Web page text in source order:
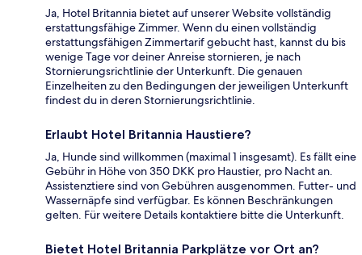
Ja, Hotel Britannia bietet auf unserer Website vollständig
erstattungsfähige Zimmer. Wenn du einen vollständig
erstattungsfähigen Zimmertarif gebucht hast, kannst du bis
wenige Tage vor deiner Anreise stornieren, je nach
Stornierungsrichtlinie der Unterkunft. Die genauen
Einzelheiten zu den Bedingungen der jeweiligen Unterkunft
findest du in deren Stornierungsrichtlinie.
Erlaubt Hotel Britannia Haustiere?
Ja, Hunde sind willkommen (maximal 1 insgesamt). Es fällt eine
Gebühr in Höhe von 350 DKK pro Haustier, pro Nacht an.
Assistenztiere sind von Gebühren ausgenommen. Futter- und
Wassernäpfe sind verfügbar. Es können Beschränkungen
gelten. Für weitere Details kontaktiere bitte die Unterkunft.
Bietet Hotel Britannia Parkplätze vor Ort an?